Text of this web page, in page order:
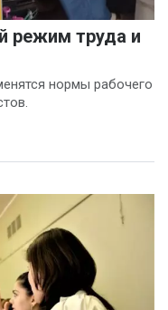
режим труда и
нормы рабочего